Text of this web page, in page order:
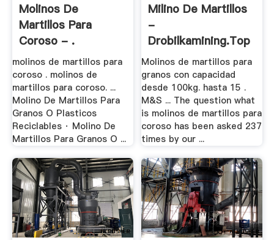
Molinos De
Martillos Para
Coroso - .
molinos de martillos para
coroso . molinos de
martillos para coroso. ...
Molino De Martillos Para
Granos O Plasticos
Reciclables · Molino De
Martillos Para Granos O ...
Milino De Martillos
-
Drobilkamining.top
Molinos de martillos para
granos con capacidad
desde 100kg. hasta 15 .
M&S ... The question what
is molinos de martillos para
coroso has been asked 237
times by our ...